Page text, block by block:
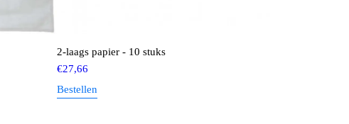
2-laags papier - 10 stuks
€27,66
Bestellen